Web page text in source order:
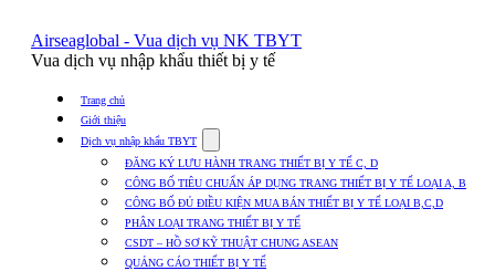
Airseaglobal - Vua dịch vụ NK TBYT
Vua dịch vụ nhập khẩu thiết bị y tế
Trang chủ
Giới thiệu
Dịch vụ nhập khẩu TBYT
submenu
for
Dịch
vụ
nhập
khẩu
TBYT
ĐĂNG KÝ LƯU HÀNH TRANG THIẾT BỊ Y TẾ C, D
CÔNG BỐ TIÊU CHUẨN ÁP DỤNG TRANG THIẾT BỊ Y TẾ LOẠI A, B
CÔNG BỐ ĐỦ ĐIỀU KIỆN MUA BÁN THIẾT BỊ Y TẾ LOẠI B,C,D
PHÂN LOẠI TRANG THIẾT BỊ Y TẾ
CSDT – HỒ SƠ KỸ THUẬT CHUNG ASEAN
QUẢNG CÁO THIẾT BỊ Y TẾ